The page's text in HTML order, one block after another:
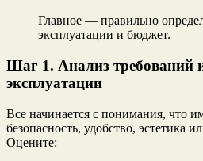
Главное — правильно
эксплуатации и бюджет.
Шаг 1. Анализ требований
эксплуатации
Все начинается с понимания, что
безопасность, удобство, эстетика
Оцените: